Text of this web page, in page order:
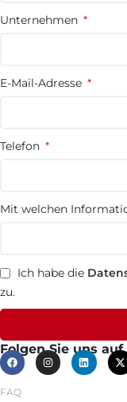
FAQ
Unternehmen
E-Mail-Adresse
Telefon
Mit welchen
Ich habe die
zu.
Folgen Sie uns auf